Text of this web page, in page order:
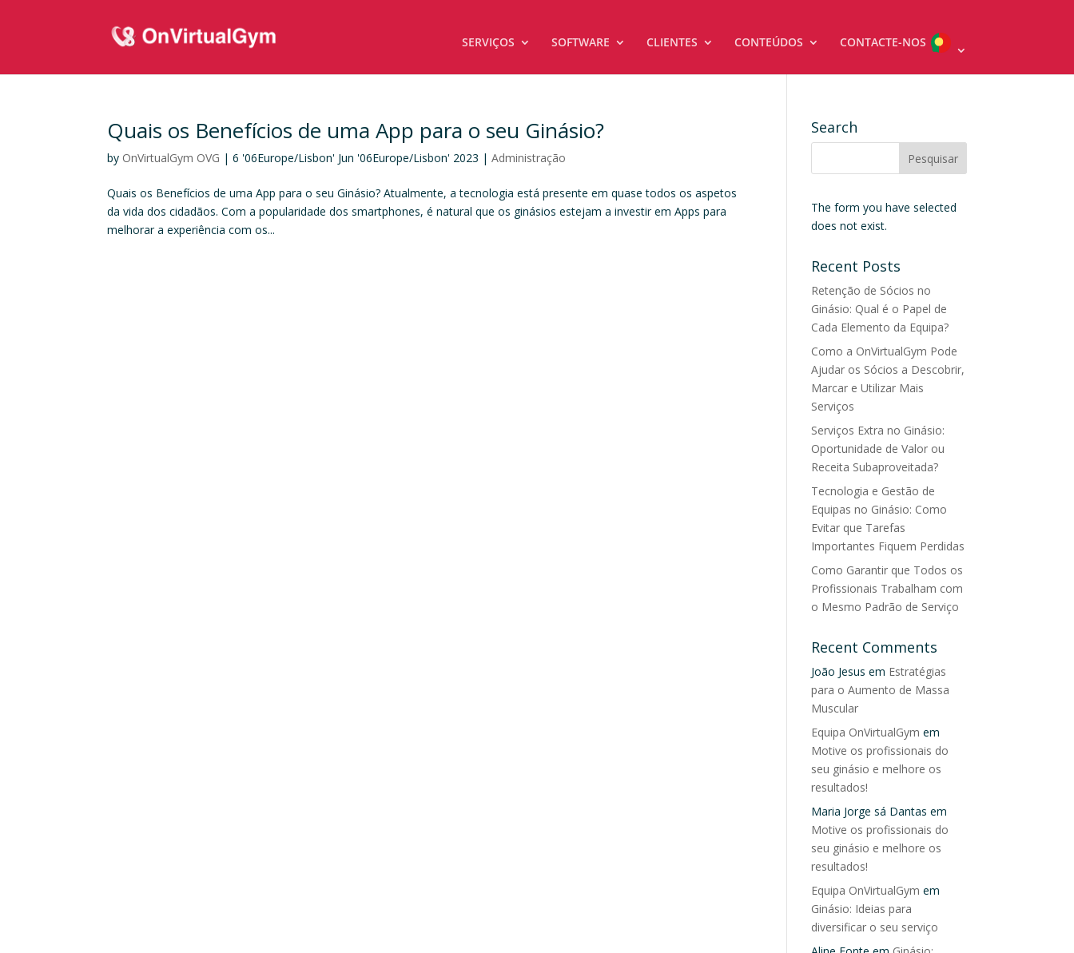
SERVIÇOS SOFTWARE CLIENTES CONTEÚDOS CONTACTE-NOS
Quais os Benefícios de uma App para o seu Ginásio?
by OnVirtualGym OVG |6 '06Europe/Lisbon' Jun '06Europe/Lisbon' 2023 |Administração
Quais os Benefícios de uma App para o seu Ginásio? Atualmente, a tecnologia está presente em quase todos os aspetos
da vida dos cidadãos. Com a popularidade dos smartphones, é natural que os ginásios estejam a investir em Apps para
melhorar a experiência com os...
Search
The form you have selected
does not exist.
Recent Posts
Retenção de Sócios no
Ginásio: Qual é o Papel de
Cada Elemento da Equipa?
Como a OnVirtualGym Pode
Ajudar os Sócios a Descobrir,
Marcar e Utilizar Mais
Serviços
Serviços Extra no Ginásio:
Oportunidade de Valor ou
Receita Subaproveitada?
Tecnologia e Gestão de
Equipas no Ginásio: Como
Evitar que Tarefas
Importantes Fiquem Perdidas
Como Garantir que Todos os
Profissionais Trabalham com
o Mesmo Padrão de Serviço
Recent Comments
João Jesus em Estratégias
para o Aumento de Massa
Muscular
Equipa OnVirtualGym em
Motive os profissionais do
seu ginásio e melhore os
resultados!
Maria Jorge sá Dantas em
Motive os profissionais do
seu ginásio e melhore os
resultados!
Equipa OnVirtualGym em
Ginásio: Ideias para
diversificar o seu serviço